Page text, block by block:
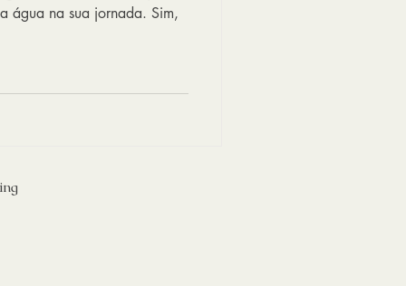
água na sua jornada. Sim,